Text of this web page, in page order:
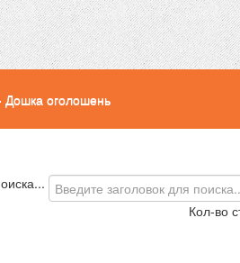
Дошка оголошень
Кол-во